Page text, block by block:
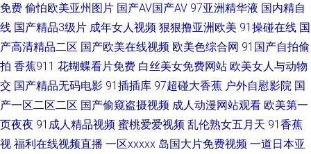
婷两性网 伊仁大香蕉91 超碰97在线观 国产日韩欧美一区 欧美精品一级片 午
夜福利健美 超碰人人c 巨乳老师被艹 日本免费在线电影 91v91cn 99热9 岛国
大片网站 含羞草影院成人 欧美日韩操逼片 日韩殴美 午夜三级网站 91次云
97资源视频总站 成人欧美 国产精品二期 韩国3级片 久久伊人av 欧美视频a
日韩小电影 综合av另类 91蜜桃传媒一区 超碰98人人 国产97网 狠狠撸成人
免费 偷怕欧美亚州图片 国产AV国产AV 97亚洲精华液 国内精自
线 国产精品3级片 成年女人视频 狠狠撸亚洲欧美 91操碰在线 国
产高清精品二区 国产欧美在线视频 欧美色综合网 91国产自拍偷
拍 香蕉911 花蝴蝶看片免费 白丝美女免费网站 欧美女人与动物
交 国产精品无码电影 91插插库 97超碰大香蕉 户外自慰影院 国
产一区二区二区 国产偷窥盗摄视频 成人动漫网站观看 欧美第一
页夜夜 91成人精品视频 蜜桃爱爱视频 乱伦熟女五月天 91香蕉
视 福利在线视频直播 一区xxxxx 岛国大片免费视频 一道日本亚